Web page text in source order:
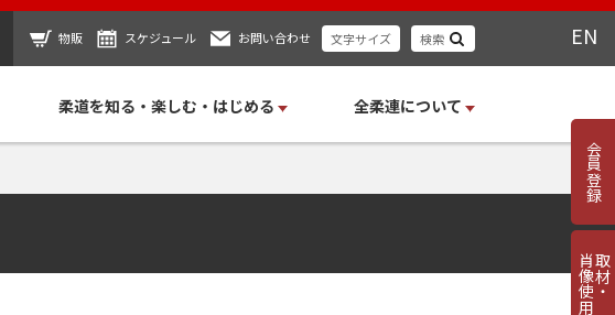
物販 スケジュール お問い合わせ 文字サイズ 検索 EN
柔道を知る・楽しむ・はじめる 全柔連について
会員登録
取材・
肖像使用